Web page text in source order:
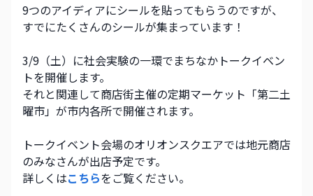
9つのアイディアにシールを貼ってもらうのですが、
すでにたくさんのシールが集まっています！
3/9（土）に社会実験の一環でまちなかトークイベン
トを開催します。
それと関連して商店街主催の定期マーケット「第二土
曜市」が市内各所で開催されます。
トークイベント会場のオリオンスクエアでは地元商店
のみなさんが出店予定です。
詳しくはこちらをご覧ください。